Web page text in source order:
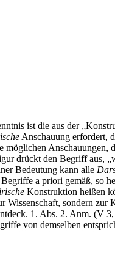
ist die aus der
Anschauung erfordert,
Anschauungen,
drückt den Begriff aus,
Bedeutung kann alle
a priori gemäß, so
Konstruktion heißen
Wissenschaft, sondern
1. Abs. 2. Anm. (V
von demselben